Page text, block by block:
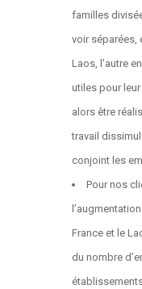
familles
voir séparées,
Laos, l’autre
utiles pour
alors être
travail
conjoint les
Pour nos
France et le
du nombre